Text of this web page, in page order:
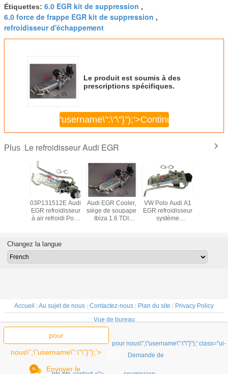
Étiquettes: 6.0 EGR kit de suppression ,
6.0 force de frappe EGR kit de suppression ,
refroidisseur d'échappement
Le produit est soumis à des
prescriptions spécifiques.
\",\"username\":\"\"}");'>Continuer
Plus Le refroidisseur Audi EGR
03P131512E Audi
EGR refroidisseur
à air refroidi Pour
Audi EGR Cooler,
siège de soupape
Ibiza 1.6 TDI
VW Polo Audi A1
EGR refroidisseur
système
pour
nous\",\"username\":\"\"}");'>
Envoyer le
pour nous\",\"username\":\"\"}");' class="ui-
Demande de
Changez la langue
Accueil Au sujet de nous Contactez-nous Plan du site
Privacy Policy
Vue de bureau
RUIAN TAIFA AUTO RADIATOR CO.,LTD..
All rights reserved. Developed byECER